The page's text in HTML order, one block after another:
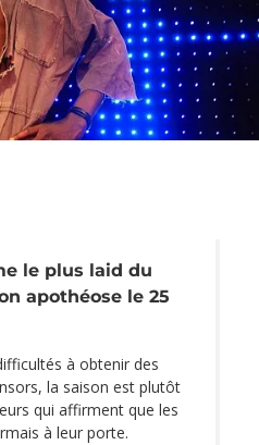
le plus laid du
apothéose le 25
à obtenir des
la saison est plutôt
qui affirment que les
à leur porte.